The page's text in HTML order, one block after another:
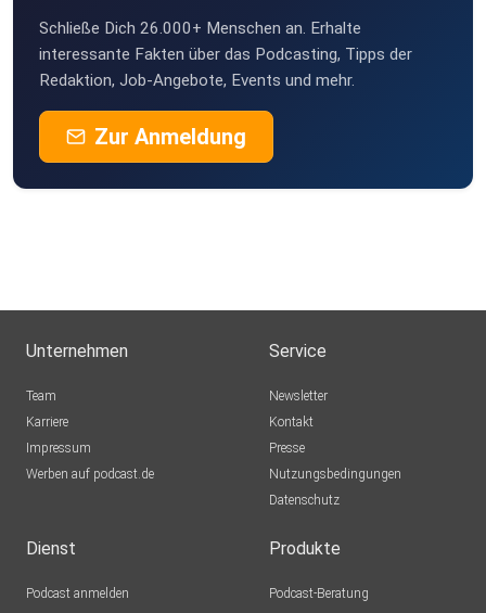
Schließe Dich 26.000+ Menschen an. Erhalte
interessante Fakten über das Podcasting, Tipps der
Redaktion, Job-Angebote, Events und mehr.
Zur Anmeldung
Unternehmen
Team
Karriere
Impressum
Werben auf podcast.de
Service
Newsletter
Kontakt
Presse
Nutzungsbedingungen
Datenschutz
Dienst
Podcast anmelden
Produkte
Podcast-Beratung